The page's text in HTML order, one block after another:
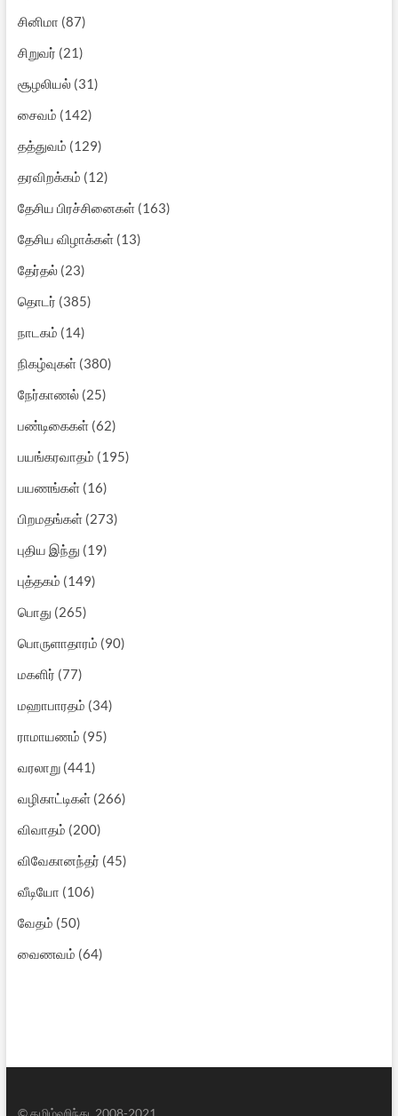
சினிமா (87)
சிறுவர் (21)
சூழலியல்(31)
சைவம் (142)
தத்துவம் (129)
தரவிறக்கம் (12)
தேசிய பிரச்சினைகள்(163)
தேசிய விழாக்கள்(13)
தேர்தல்(23)
தொடர் (385)
நாடகம் (14)
நிகழ்வுகள்(380)
நேர்காணல்(25)
பண்டிகைகள்(62)
பயங்கரவாதம் (195)
பயணங்கள்(16)
பிறமதங்கள்(273)
புதிய இந்து (19)
புத்தகம் (149)
பொது (265)
பொருளாதாரம் (90)
மகளிர் (77)
மஹாபாரதம் (34)
ராமாயணம் (95)
வரலாறு(441)
வழிகாட்டிகள்(266)
விவாதம் (200)
விவேகானந்தர் (45)
வீடியோ (106)
வேதம் (50)
வைணவம் (64)